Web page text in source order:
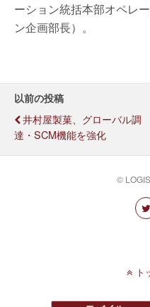
ーション統括本部オペレ
ン企画部長）。
以前の投稿
井村屋製菓、グローバル調
達・SCM機能を強化
©
ト